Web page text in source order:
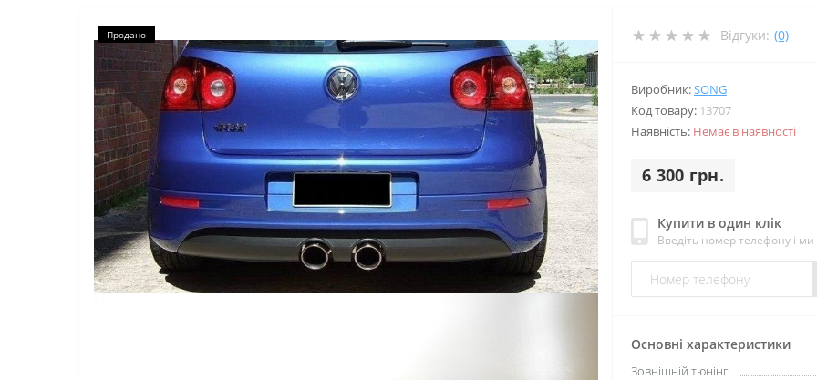
Продано Відгуки: (0)
Виробник:SONG
Код товару: 13707
Наявність: Немає в наявності
6 300 грн.
Купити в один клік
Введіть номер телефону і
Основні характеристики
Зовнішній тюнінг: